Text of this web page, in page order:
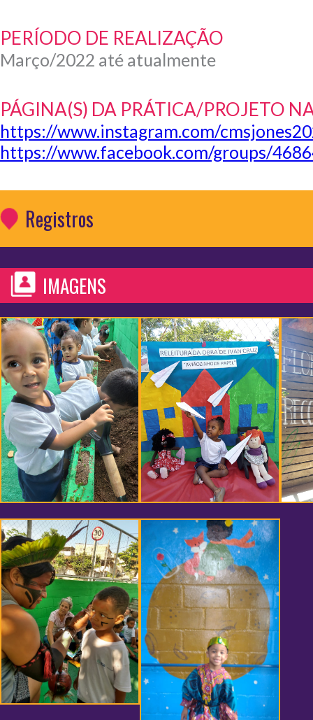
PERÍODO DE REALIZAÇÃO
Março/2022 até atualmente
PÁGINA(S) DA PRÁTICA/PROJETO
https://www.instagram.com/
https://www.facebook.com/groups/
Registros
IMAGENS